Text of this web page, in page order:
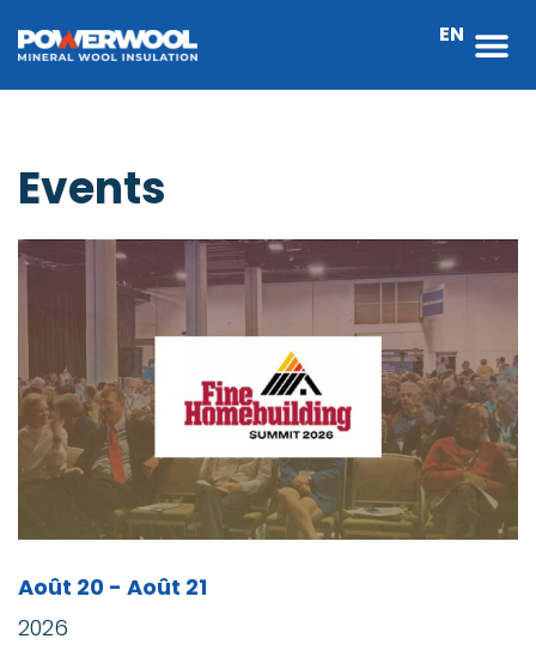
EN
Events
Août 20 - Août 21
2026